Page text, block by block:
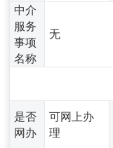
中介
服务
事项
名称
无
是否
网办
可网上办
理